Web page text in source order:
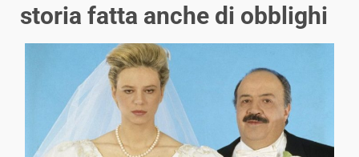
storia fatta anche di obblighi